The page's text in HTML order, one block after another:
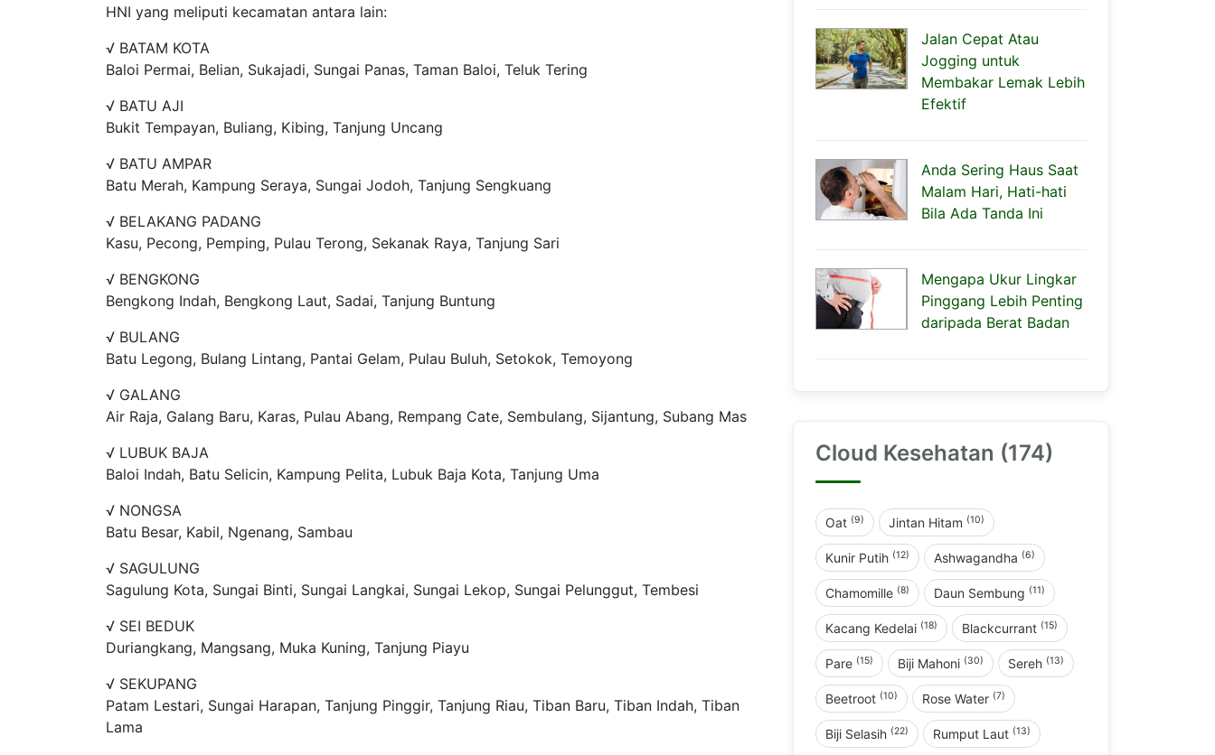
HNI yang meliputi kecamatan antara lain:
√ BATAM KOTA
Baloi Permai, Belian, Sukajadi, Sungai Panas, Taman Baloi, Teluk Tering
√ BATU AJI
Bukit Tempayan, Buliang, Kibing, Tanjung Uncang
√ BATU AMPAR
Batu Merah, Kampung Seraya, Sungai Jodoh, Tanjung Sengkuang
√ BELAKANG PADANG
Kasu, Pecong, Pemping, Pulau Terong, Sekanak Raya, Tanjung Sari
√ BENGKONG
Bengkong Indah, Bengkong Laut, Sadai, Tanjung Buntung
√ BULANG
Batu Legong, Bulang Lintang, Pantai Gelam, Pulau Buluh, Setokok, Temoyong
√ GALANG
Air Raja, Galang Baru, Karas, Pulau Abang, Rempang Cate, Sembulang, Sijantung, Subang Mas
√ LUBUK BAJA
Baloi Indah, Batu Selicin, Kampung Pelita, Lubuk Baja Kota, Tanjung Uma
√ NONGSA
Batu Besar, Kabil, Ngenang, Sambau
√ SAGULUNG
Sagulung Kota, Sungai Binti, Sungai Langkai, Sungai Lekop, Sungai Pelunggut, Tembesi
√ SEI BEDUK
Duriangkang, Mangsang, Muka Kuning, Tanjung Piayu
√ SEKUPANG
Patam Lestari, Sungai Harapan, Tanjung Pinggir, Tanjung Riau, Tiban Baru, Tiban Indah, Tiban
Lama
Jalan Cepat Atau
Jogging untuk
Membakar Lemak Lebih
Efektif
Anda Sering Haus Saat
Malam Hari, Hati-hati
Bila Ada Tanda Ini
Mengapa Ukur Lingkar
Pinggang Lebih Penting
daripada Berat Badan
Cloud Kesehatan (174)
Oat (9) Jintan Hitam (10)
Kunir Putih (12) Ashwagandha (6)
Chamomille (8) Daun Sembung (11)
Kacang Kedelai (18) Blackcurrant (15)
Pare (15) Biji Mahoni (30) Sereh (13)
Beetroot (10) Rose Water (7)
Biji Selasih (22) Rumput Laut (13)